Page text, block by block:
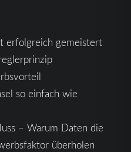
erfolgreich gemeistert
so einfach wie
– Warum Daten die
überholen